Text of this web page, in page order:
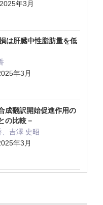
年3月
は肝臓中性脂肪量を低
年3月
成翻訳開始促進作用の
の比較－
吉澤 史昭
年3月